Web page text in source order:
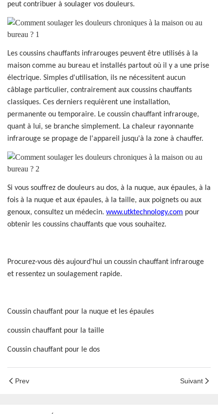
peut contribuer à soulager vos douleurs.
Les coussins chauffants infrarouges peuvent être utilisés à la
maison comme au bureau et installés partout où il y a une prise
électrique. Simples d'utilisation, ils ne nécessitent aucun
câblage particulier, contrairement aux coussins chauffants
classiques. Ces derniers requièrent une installation,
permanente ou temporaire. Le coussin chauffant infrarouge,
quant à lui, se branche simplement. La chaleur rayonnante
infrarouge se propage de l'appareil jusqu'à la zone à chauffer.
Si vous souffrez de douleurs au dos, à la nuque, aux épaules, à la
fois à la nuque et aux épaules, à la taille, aux poignets ou aux
genoux, consultez un médecin. www.utktechnology.com pour
obtenir les coussins chauffants que vous souhaitez.
Procurez-vous dès aujourd'hui un coussin chauffant infrarouge
et ressentez un soulagement rapide.
Coussin chauffant pour la nuque et les épaules
coussin chauffant pour la taille
Coussin chauffant pour le dos
Prev Suivant